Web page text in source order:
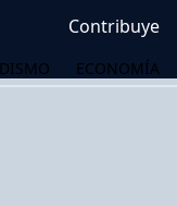
Contribuye
ECONOMÍA